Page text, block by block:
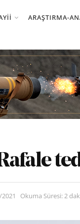
ARAŞTIRMA-
Okuma Süresi: 2